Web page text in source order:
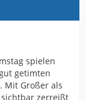
spielen
getimten
Mit Großer als
zerreißt